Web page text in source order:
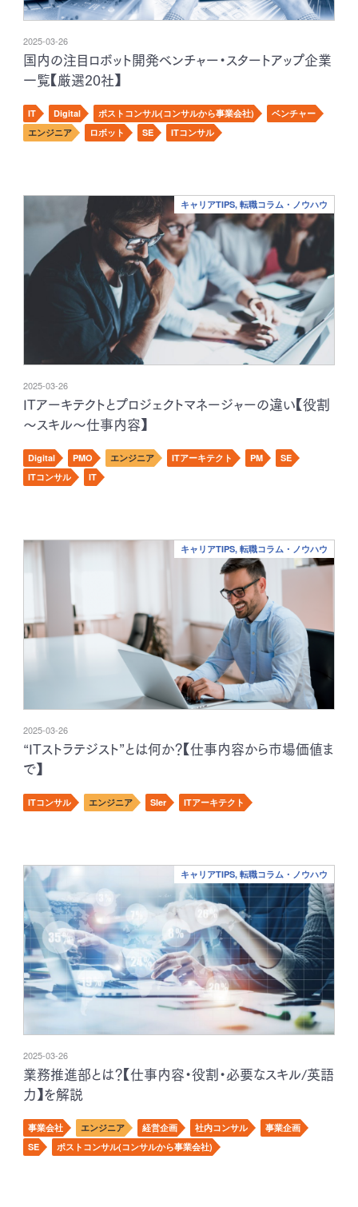
2025-03-26
国内の注目ロボット開発ベンチャー・スタートアップ企業
一覧【厳選20社】
IT Digital ポストコンサル(コンサルから事業会社)
ベンチャー
エンジニア
ロボット SE ITコンサル
キャリアTIPS, 転職コラム・ノウハウ
2025-03-26
ITアーキテクトとプロジェクトマネージャーの違い【役割
～スキル～仕事内容】
Digital PMO エンジニア ITアーキテクト PM
SE
ITコンサル
IT
キャリアTIPS, 転職コラム・ノウハウ
2025-03-26
“ITストラテジスト”とは何か？【仕事内容から市場価値ま
で】
ITコンサル エンジニア SIer ITアーキテクト
キャリアTIPS, 転職コラム・ノウハウ
2025-03-26
業務推進部とは？【仕事内容・役割・必要なスキル/英語
力】を解説
事業会社 エンジニア 経営企画 社内コンサル
事業企画
SE
ポストコンサル(コンサルから事業会社)